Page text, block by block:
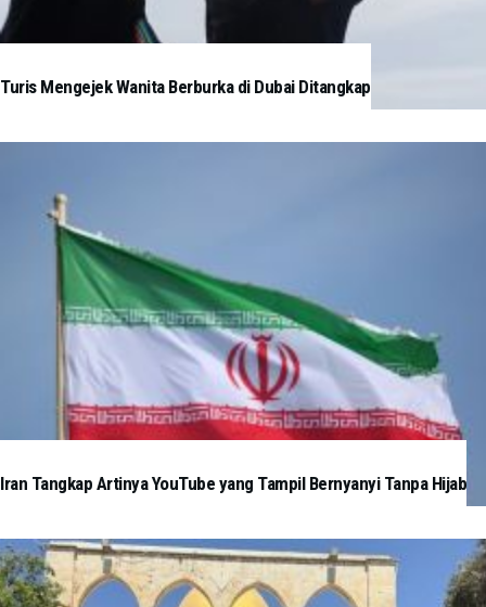
Turis Mengejek Wanita Berburka di Dubai Ditangkap
Iran Tangkap Artinya YouTube yang Tampil Bernyanyi Tanpa Hijab